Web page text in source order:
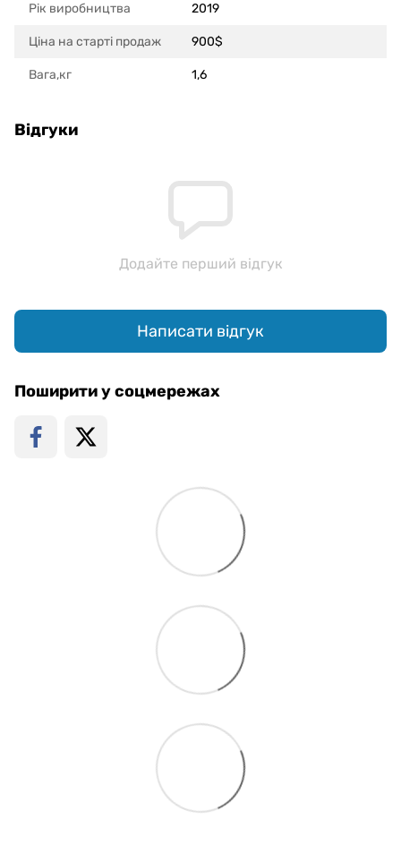
Рік виробництва 2019
Ціна на старті продаж 900$
Вага,кг 1,6
Відгуки
Додайте перший відгук
Написати відгук
Поширити у соцмережах